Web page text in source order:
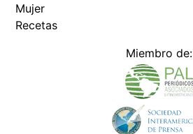
Mujer
Recetas
Miembro de: